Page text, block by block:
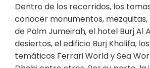
Dentro de los recorridos, los
conocer monumentos,
de Palm Jumeirah, el hotel Burj Al
desiertos, el edificio Burj Khalifa,
temáticos Ferrari World y Sea